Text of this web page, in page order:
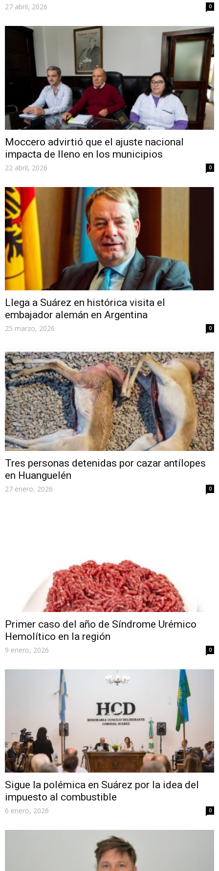
27 abril, 2026 0
Moccero advirtió que el ajuste nacional
impacta de lleno en los municipios
22 abril, 2026 0
Llega a Suárez en histórica visita el
embajador alemán en Argentina
25 marzo, 2026 0
Tres personas detenidas por cazar antílopes
en Huanguelén
27 enero, 2026 0
Primer caso del año de Síndrome Urémico
Hemolítico en la región
9 enero, 2026 0
Sigue la polémica en Suárez por la idea del
impuesto al combustible
6 enero, 2026 0